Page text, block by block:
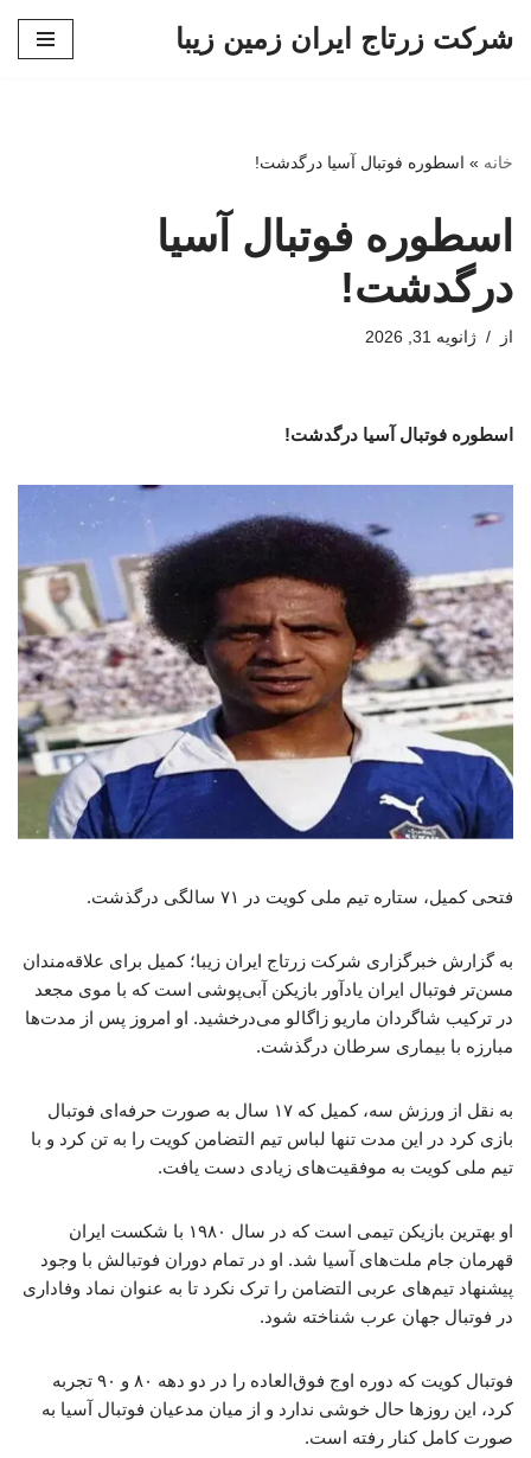
شرکت زرتاج ایران زمین زیبا
خانه » اسطوره فوتبال آسیا درگدشت!
اسطوره فوتبال آسیا
درگدشت!
از ژانویه 31, 2026
اسطوره فوتبال آسیا درگدشت!
فتحی کمیل، ستاره تیم ملی کویت در ۷۱ سالگی درگذشت.
به گزارش خبرگزاری شرکت زرتاج ایران زیبا؛ کمیل برای علاقه‌مندان
مسن‌تر فوتبال ایران یادآور بازیکن آبی‌پوشی است که با موی مجعد
در ترکیب شاگردان ماریو زاگالو می‌درخشید. او امروز پس از مدت‌ها
مبارزه با بیماری سرطان درگذشت.
به نقل از ورزش سه، کمیل که ۱۷ سال به صورت حرفه‌ای فوتبال
بازی کرد در این مدت تنها لباس تیم التضامن کویت را به تن کرد و با
تیم ملی کویت به موفقیت‌های زیادی دست یافت.
او بهترین بازیکن تیمی است که در سال ۱۹۸۰ با شکست ایران
قهرمان جام ملت‌های آسیا شد. او در تمام دوران فوتبالش با وجود
پیشنهاد تیم‌های عربی التضامن را ترک نکرد تا به عنوان نماد وفاداری
در فوتبال جهان عرب شناخته شود.
فوتبال کویت که دوره اوج فوق‌العاده را در دو دهه ۸۰ و ۹۰ تجربه
کرد، این روزها حال خوشی ندارد و از میان مدعیان فوتبال آسیا به
صورت کامل کنار رفته است.